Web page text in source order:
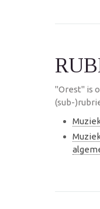
"Orest" is
(sub-